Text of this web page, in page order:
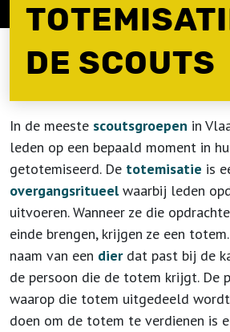
DE SCOUTS
In de meeste scoutsgroepen in
leden op een bepaald moment in
getotemiseerd. De totemisatie is
overgangsritueelwaarbij leden
uitvoeren. Wanneer ze die
einde brengen, krijgen ze een
naam van een dierdat past bij de
de persoon die de totem krijgt. De
waarop die totem uitgedeeld
doen om de totem te verdienen is